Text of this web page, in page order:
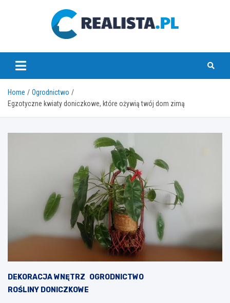
realista.pl
Home
Ogrodnictwo
Egzotyczne kwiaty doniczkowe, które ożywią twój dom zimą
DEKORACJA WNĘTRZ OGRODNICTWO
ROŚLINY DONICZKOWE